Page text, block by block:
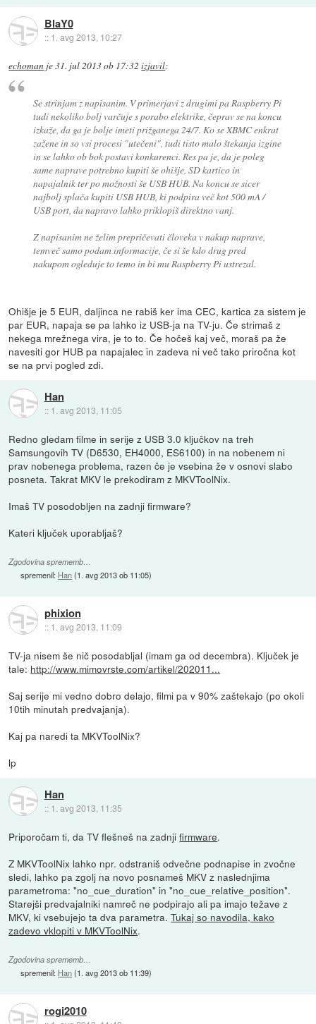
BlaY0
:: 1. avg 2013, 10:27
echoman je31. jul 2013 ob 17:32 izjavil:
Se strinjam z napisanim. V primerjavi z drugimi pa Raspberry Pi
tudi nekoliko bolj varčuje s porabo elektrike, čeprav se na koncu
izkaže, da ga je bolje imeti prižganega 24/7. Ko se XBMC enkrat
zažene in so vsi procesi "utečeni", tudi tisto malo štekanja izgine
in se lahko ob bok postavi konkurenci. Res pa je, da je poleg
same naprave potrebno kupiti še ohišje, SD kartico in
napajalnik ter po možnosti še USB HUB. Na koncu se sicer
najbolj splača kupiti USB HUB, ki podpira več kot 500 mA /
USB port, da napravo lahko priklopiš direktno vanj.
Z napisanim ne želim prepričevati človeka v nakup naprave,
temveč samo podam informacije, če si še kdo drug pred
nakupom ogleduje to temo in bi mu Raspberry Pi ustrezal.
Ohišje je 5 EUR, daljinca ne rabiš ker ima CEC, kartica za sistem je
par EUR, napaja se pa lahko iz USB-ja na TV-ju. Če strimaš z
nekega mrežnega vira, je to to. Če hočeš kaj več, moraš pa že
navesiti gor HUB pa napajalec in zadeva ni več tako priročna kot
se na prvi pogled zdi.
Han
:: 1. avg 2013, 11:05
Redno gledam filme in serije z USB 3.0 ključkov na treh
Samsungovih TV (D6530, EH4000, ES6100) in na nobenem ni
prav nobenega problema, razen če je vsebina že v osnovi slabo
posneta. Takrat MKV le prekodiram z MKVToolNix.
Imaš TV posodobljen na zadnji firmware?
Kateri ključek uporabljaš?
Zgodovina sprememb…
spremenil: Han(1. avg 2013 ob 11:05)
phixion
:: 1. avg 2013, 11:09
TV-ja nisem še nič posodabljal (imam ga od decembra). Ključek je
tale: http://www.mimovrste.com/artikel/202011...
Saj serije mi vedno dobro delajo, filmi pa v 90% zaštekajo (po okoli
10tih minutah predvajanja).
Kaj pa naredi ta MKVToolNix?
lp
Han
:: 1. avg 2013, 11:35
Priporočam ti, da TV flešneš na zadnjifirmware.
Z MKVToolNix lahko npr. odstraniš odvečne podnapise in zvočne
sledi, lahko pa zgolj na novo posnameš MKV z naslednjima
parametroma: "no_cue_duration" in "no_cue_relative_position".
Starejši predvajalniki namreč ne podpirajo ali pa imajo težave z
MKV, ki vsebujejo ta dva parametra.Tukaj so navodila, kako
zadevo vklopiti v MKVToolNix.
Zgodovina sprememb…
spremenil: Han(1. avg 2013 ob 11:39)
rogi2010